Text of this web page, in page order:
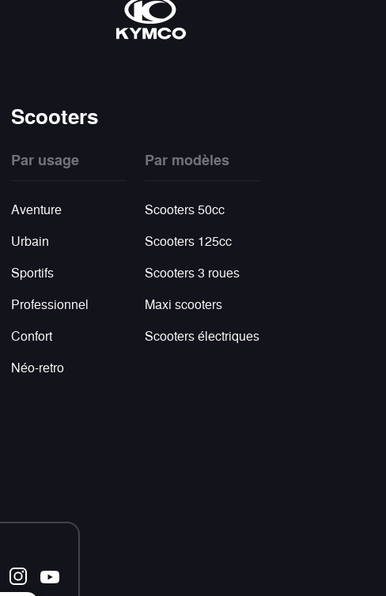
Scooters
Par usage
Aventure
Urbain
Sportifs
Professionnel
Confort
Néo-retro
Par modèles
Scooters 50cc
Scooters 125cc
Scooters 3 roues
Maxi scooters
Scooters électriques